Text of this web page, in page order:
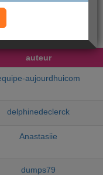
:
auteur
aujourdhuicom
delphinedeclerck
Anastasiie
dumps79